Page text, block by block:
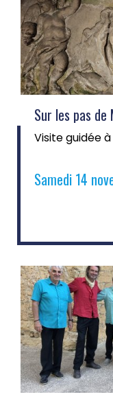
Sur les pas de
Visite guidée
Samedi 14